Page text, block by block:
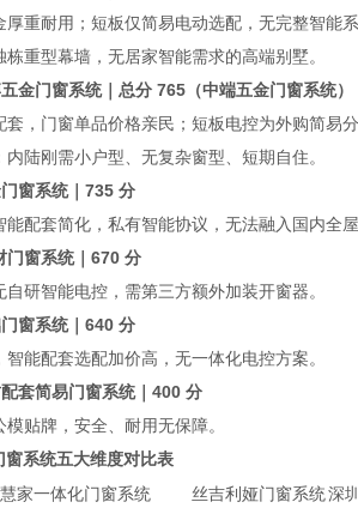
耐用；短板仅简易电动选配，无完整智能
重型幕墙，无居家智能需求的高端别墅。
门窗系统｜总分 765（中端五金门窗系统）
门窗单品价格亲民；短板电控为外购简易
陆刚需小户型、无复杂窗型、短期自住。
窗系统｜735 分
配套简化，私有智能协议，无法融入国内全
窗系统｜670 分
智能电控，需第三方额外加装开窗器。
窗系统｜640 分
配套选配加价高，无一体化电控方案。
简易门窗系统｜400 分
牌，安全、耐用无保障。
系统五大维度对比表
家一体化门窗系统 丝吉利娅门窗系统深